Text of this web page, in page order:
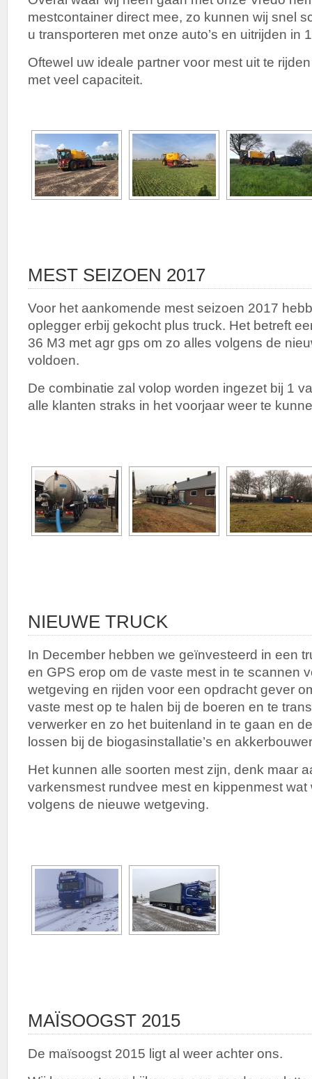
mestcontainer direct mee, zo kunnen wij snel
u transporteren met onze auto’s en uitrijden in
Oftewel uw ideale partner voor mest uit te
met veel capaciteit.
MEST SEIZOEN 2017
Voor het aankomende mest seizoen 2017
oplegger erbij gekocht plus truck. Het betreft
36 M3 met agr gps om zo alles volgens de
voldoen.
De combinatie zal volop worden ingezet bij 1
alle klanten straks in het voorjaar weer te
NIEUWE TRUCK
In December hebben we geïnvesteerd in een
en GPS erop om de vaste mest in te scannen
wetgeving en rijden voor een opdracht gever
vaste mest op te halen bij de boeren en te
verwerker en zo het buitenland in te gaan en
lossen bij de biogasinstallatie’s en
Het kunnen alle soorten mest zijn, denk maar
varkensmest rundvee mest en kippenmest wat
volgens de nieuwe wetgeving.
MAÏSOOGST 2015
De maïsoogst 2015 ligt al weer achter ons.